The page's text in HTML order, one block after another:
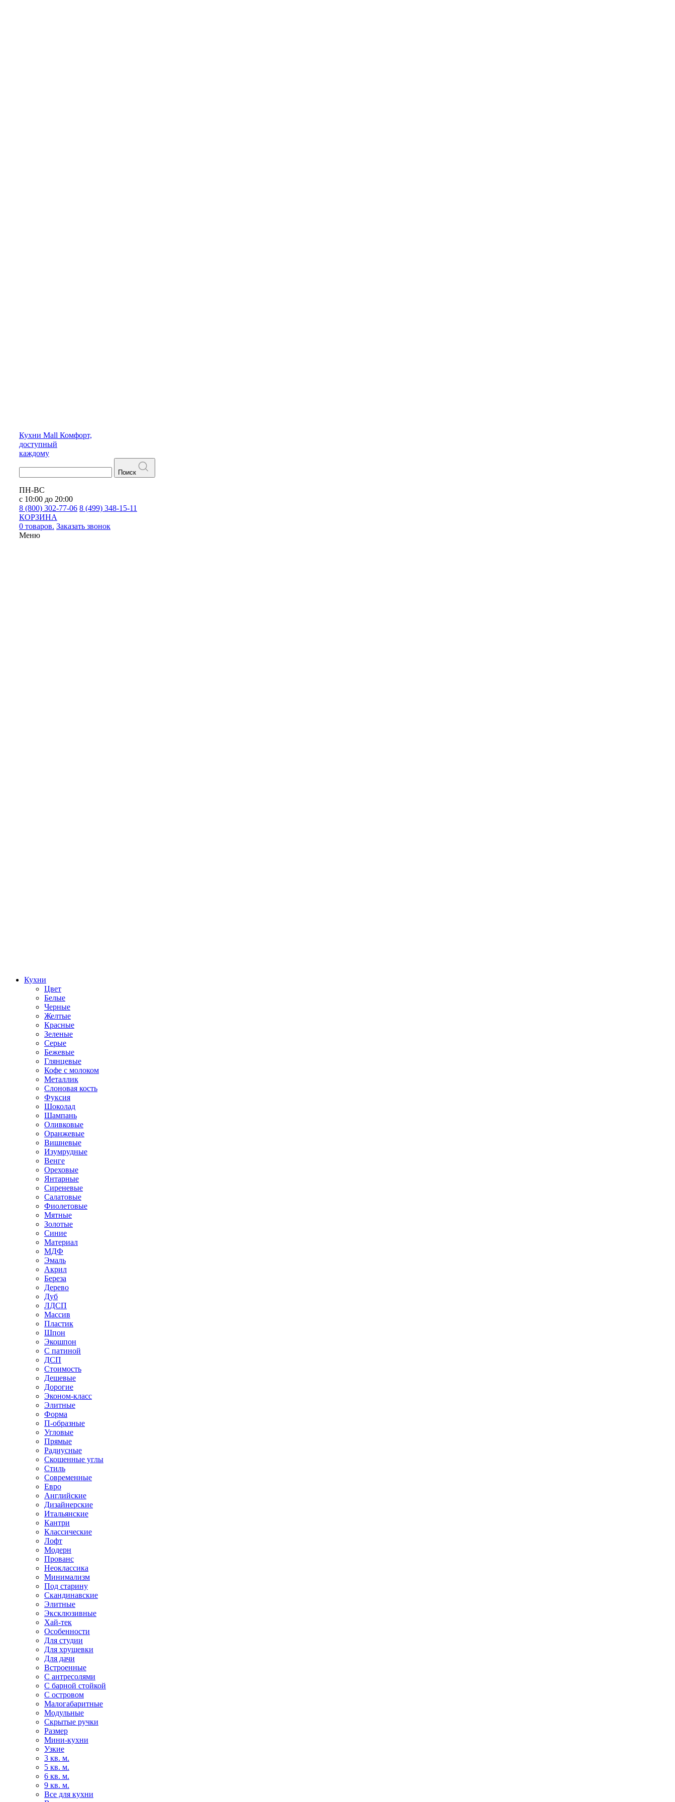
Кухни Mall Комфорт,
доступный
каждому
Поиск
ПН-ВС
с 10:00 до 20:00
8 (800) 302-77-06 8 (499) 348-15-11
КОРЗИНА
0 товаров. Заказать звонок
Меню
Кухни
Цвет
Белые
Черные
Желтые
Красные
Зеленые
Серые
Бежевые
Глянцевые
Кофе с молоком
Металлик
Слоновая кость
Фуксия
Шоколад
Шампань
Оливковые
Оранжевые
Вишневые
Изумрудные
Венге
Ореховые
Янтарные
Сиреневые
Салатовые
Фиолетовые
Мятные
Золотые
Синие
Материал
МДФ
Эмаль
Акрил
Береза
Дерево
Дуб
ЛДСП
Массив
Пластик
Шпон
Экошпон
С патиной
ДСП
Стоимость
Дешевые
Дорогие
Эконом-класс
Элитные
Форма
П-образные
Угловые
Прямые
Радиусные
Скошенные углы
Стиль
Современные
Евро
Английские
Дизайнерские
Итальянские
Кантри
Классические
Лофт
Модерн
Прованс
Неоклассика
Минимализм
Под старину
Скандинавские
Элитные
Эксклюзивные
Хай-тек
Особенности
Для студии
Для хрущевки
Для дачи
Встроенные
С антресолями
С барной стойкой
С островом
Малогабаритные
Модульные
Скрытые ручки
Размер
Мини-кухни
Узкие
3 кв. м.
5 кв. м.
6 кв. м.
9 кв. м.
Все для кухни